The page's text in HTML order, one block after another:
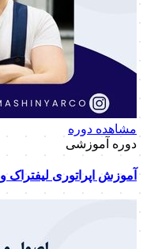
مشاهده دوره
دوره آموزشی
آموزش اپراتوری لیفتراک